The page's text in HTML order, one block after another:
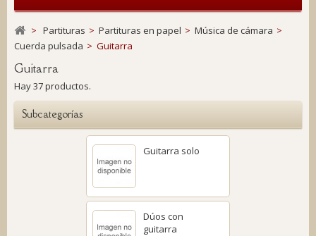
> Partituras > Partituras en papel > Música de cámara >
Cuerda pulsada > Guitarra
Guitarra
Hay 37 productos.
Subcategorías
Guitarra solo
Dúos con
guitarra